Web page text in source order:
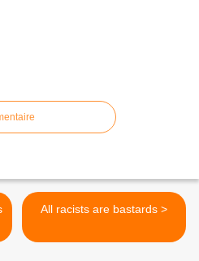
All racists are bastards >